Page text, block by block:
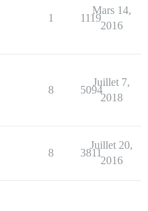
1 1119
Mars 14,
2016
8 5094
Juillet 7,
2018
8 3811
Juillet 20,
2016